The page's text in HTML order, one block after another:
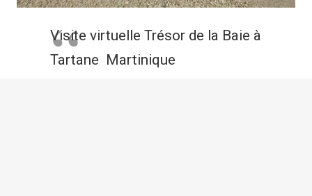
Visite virtuelle Trésor de la Baie à
Tartane Martinique